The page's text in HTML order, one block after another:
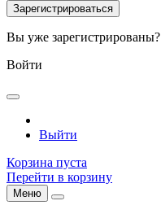
Вы уже зарегистрированы?
Войти
Выйти
Корзина пуста
Перейти в корзину
Меню